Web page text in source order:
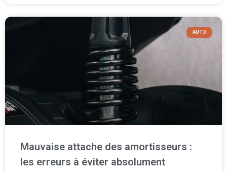
AUTO
Mauvaise attache des amortisseurs :
les erreurs à éviter absolument